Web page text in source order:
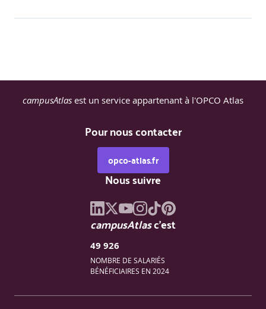
Analyser les données en les fusionnant avec les
Préparation et visage du cluster Hadoop
Principes de fonctionnement de Hadoop Distributed
Principes de fonctionnement de MapReduce
Installation d'une plateforme Hadoop
Type de déploiement
Installation d'Hadoop
Installation de divers composants (Hive, Pig, HBase,
Différences parmi les distributions Cloudera,
Hortonworks et MapR
campusAtlas est un service appartenant à l'OPCO Atlas
Pour nous contacter
opco-atlas.fr
Nous suivre
campusAtlasc'est
49 926
NOMBRE DE SALARIÉS
BÉNÉFICIAIRES EN 2024